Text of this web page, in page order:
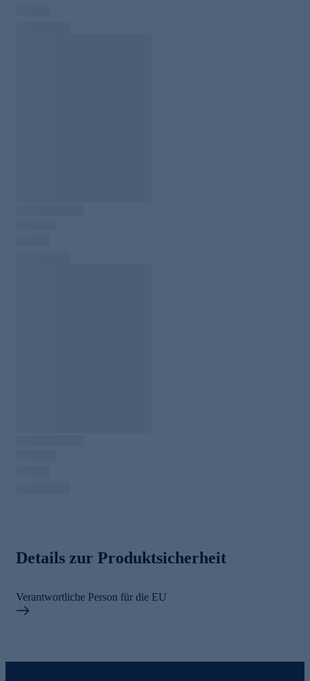
Details zur Produktsicherheit
Verantwortliche Person für die EU